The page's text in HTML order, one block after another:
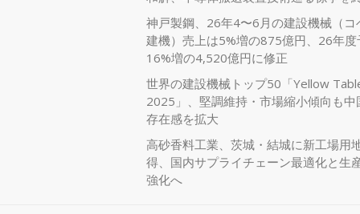
神戸製鋼、26年4〜6月の建設機械（コ
建機）売上は5%増の875億円、26年度
16%増の4,520億円に修正
世界の建設機械トップ50「Yellow
2025」、堅調維持・市場縮小傾向も中
存在感を拡大
高砂香料工業、茨城・結城に新工場用
得、国内サプライチェーン最適化と生
強化へ